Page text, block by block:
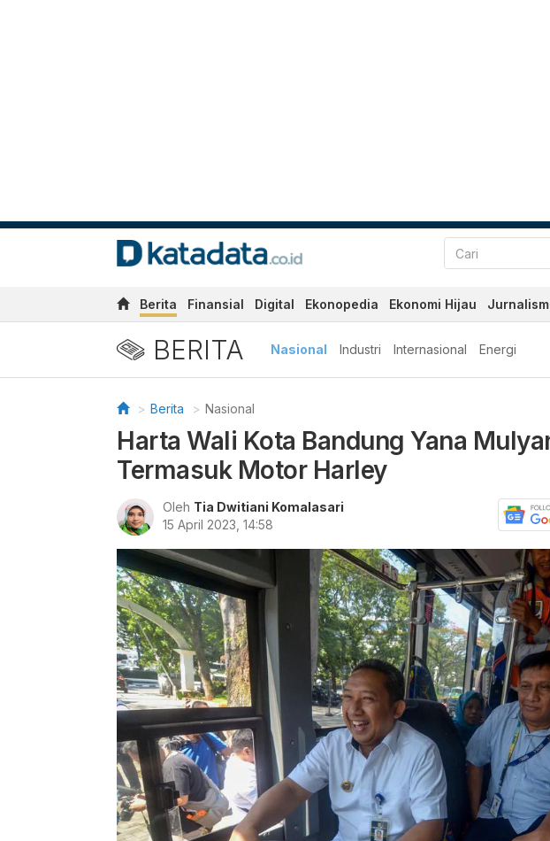
Berita Finansial Digital Ekonopedia Ekonomi Hijau
BERITA Nasional Industri Internasional Energi
Berita Nasional
Harta Wali Kota Bandung Yana
Termasuk Motor Harley
Oleh Tia Dwitiani Komalasari
15 April 2023, 14:58